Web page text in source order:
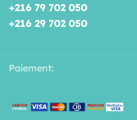
+216 79 702 050
+216 29 702 050
Paiement: